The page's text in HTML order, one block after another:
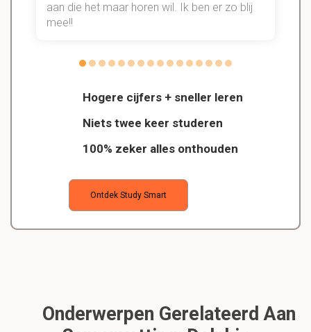
Hogere cijfers + sneller leren
Niets twee keer studeren
100% zeker alles onthouden
Ontdek Study Smart
aan die het maar horen wil. Ik ben er zo blij
mee!!
Onderwerpen Gerelateerd Aan